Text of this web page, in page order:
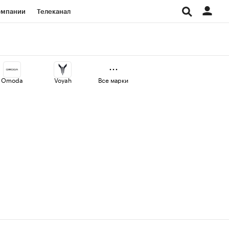
Телеканал
Проверка контрагентов
Omoda Voyah Все марки